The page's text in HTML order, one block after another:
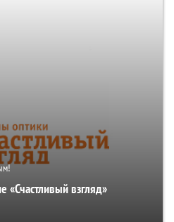
«Счастливый взгляд»